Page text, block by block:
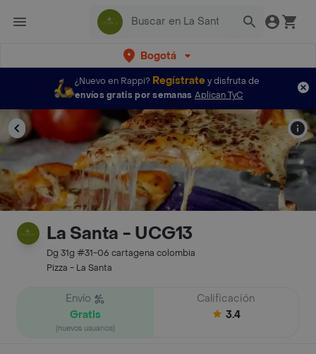
Bogotá
¿Nuevo en Rappi? Regístratey disfruta de
envíos gratis por semanas Aplican TyC
La Santa - UCG13
Dg 31g #31-06 cartagena colombia
Pizza - La Santa
Envío
Gratis
(nuevos usuarios)
Calificación
3.4